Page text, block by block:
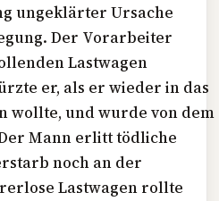
ungeklärter Ursache
Der Vorarbeiter
Lastwagen
er, als er wieder in das
wollte, und wurde von dem
Mann erlitt tödliche
noch an der
Lastwagen rollte